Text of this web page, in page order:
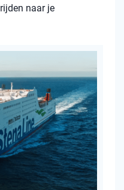
naar je